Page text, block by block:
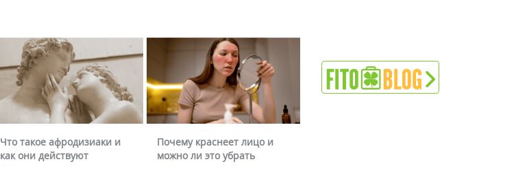
Что такое афродизиаки и
как они действуют
Почему краснеет лицо и
можно ли это убрать